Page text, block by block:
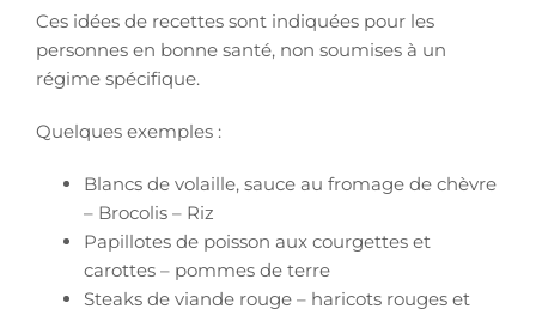
Ces idées de recettes sont indiquées pour les
personnes en bonne santé, non soumises à un
régime spécifique.
Quelques exemples :
Blancs de volaille, sauce au fromage de chèvre
– Brocolis – Riz
Papillotes de poisson aux courgettes et
carottes – pommes de terre
Steaks de viande rouge – haricots rouges et